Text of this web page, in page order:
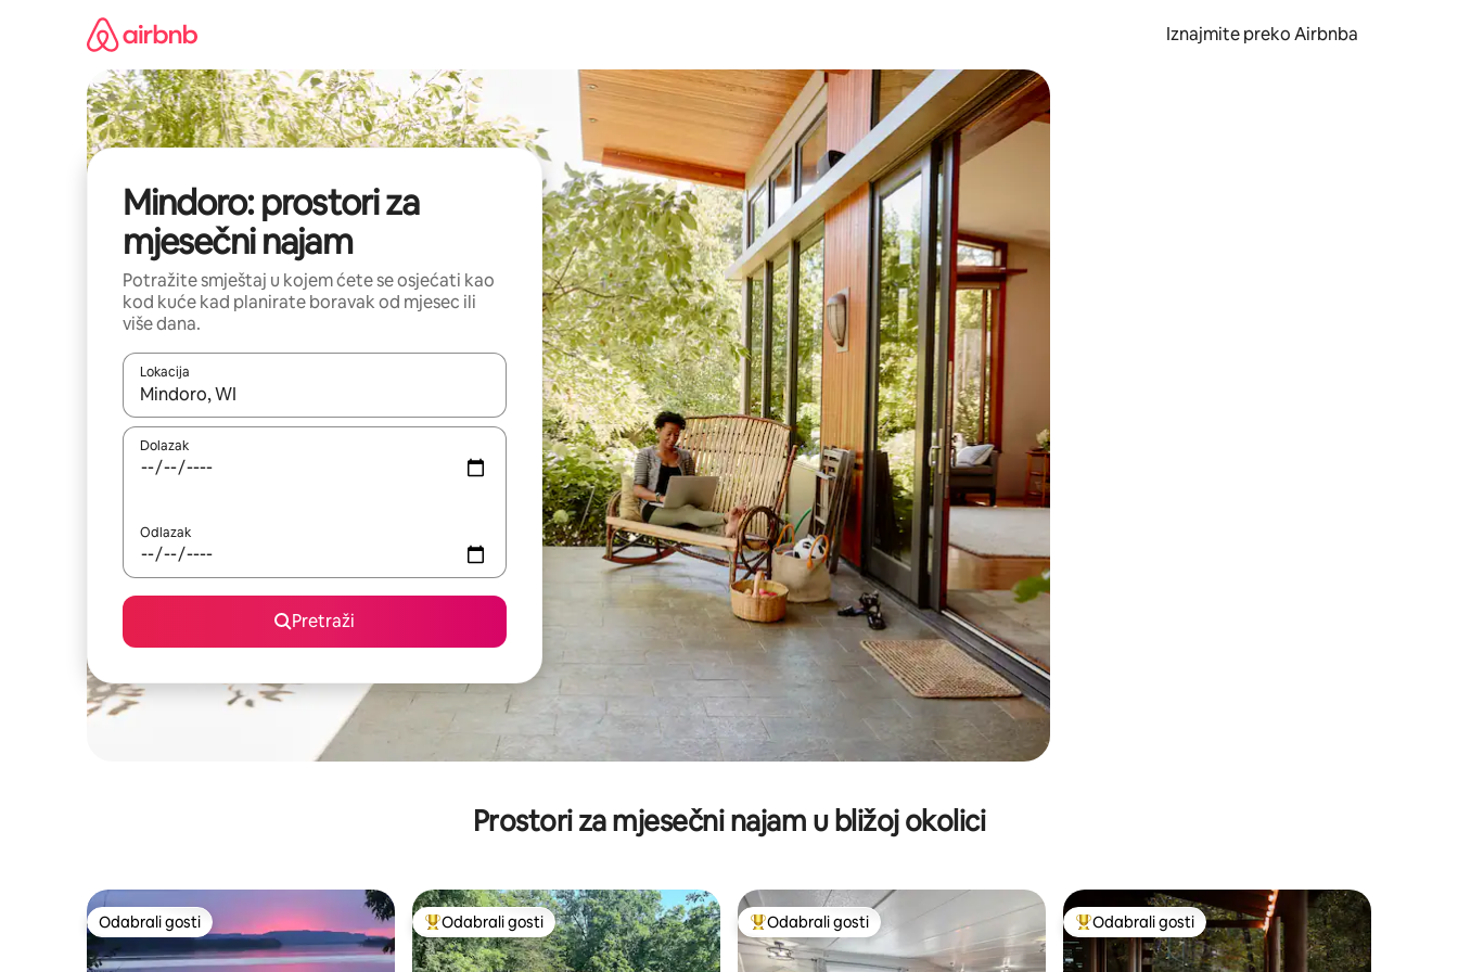
Iznajmite preko Airbnba
Mindoro: prostori za
mjesečni najam
Potražite smještaj u kojem ćete se osjećati kao
kod kuće kad planirate boravak od mjesec ili
više dana.
Lokacija
Kada budu dostupni rezultati, moći ćete ih pregledati koristeći se strelicama prema gore i prema dolje, kao i dodirom ili prelaskom prstom po zaslonu.
Dolazak
Odlazak
Pretraži
Prostori za mjesečni najam u bližoj okolici
Odabrali gosti
Odabrali gosti Među najviše rangiranima s oznakom „Odabrali gosti”
Odabrali gosti Među najviše rangiranima s oznakom „Odabrali gosti”
Odabrali gosti Među najviše rangiranima s oznakom „Odabrali gosti”
Odabrali gosti